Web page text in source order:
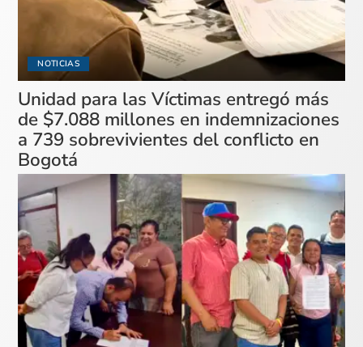
NOTICIAS
Unidad para las Víctimas entregó más
de $7.088 millones en indemnizaciones
a 739 sobrevivientes del conflicto en
Bogotá